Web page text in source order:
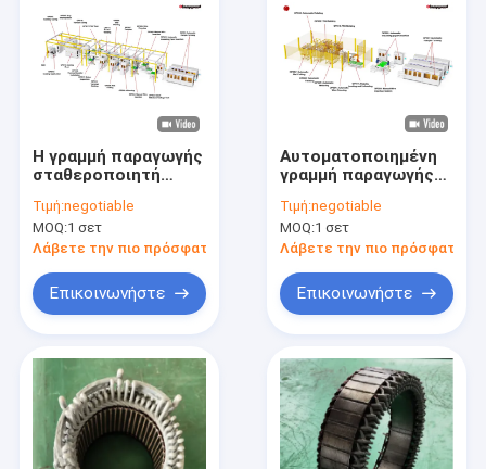
Προϊόντα
Βίντεο
Η γραμμή παραγωγής
σταθεροποιητή
220V/380V υψηλής
ακρίβειας
αυτοματισμός
Τιμή:negotiable
MOQ:1 σετ
Λάβετε την πιο πρόσφατη τιμή
Επικοινωνήστε
Αυτοματοποιημένη
γραμμή παραγωγής
καλωδίου 220V/380V
0,8-10kW
Τιμή:negotiable
MOQ:1 σετ
Λάβετε την πιο πρόσφατη
Επικοινωνήστε